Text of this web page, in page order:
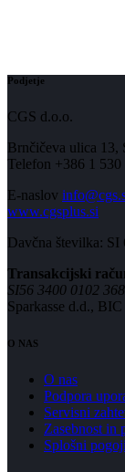
Podjetje
CGS d.o.o.
Brnčičeva ulica 13,
Telefon +386 1 530
E-naslov
www.cgsplus.si
Davčna številka: SI
Transakcijski
SI56 3400 0102
Sparkasse d.d.,
O NAS
O nas
Podpora
Servisni
Zasebnost in
Splošni